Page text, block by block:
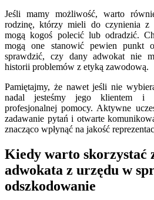
Jeśli mamy możliwość, warto
rodzinę, którzy mieli do czynienia z
mogą kogoś polecić lub odradzić.
mogą one stanowić pewien punkt
sprawdzić, czy dany adwokat nie
historii problemów z etyką zawodową.
Pamiętajmy, że nawet jeśli nie
nadal jesteśmy jego klientem i
profesjonalnej pomocy. Aktywne
zadawanie pytań i otwarte
znacząco wpłynąć na jakość
Kiedy warto skorzystać
adwokata z urzędu w
odszkodowanie